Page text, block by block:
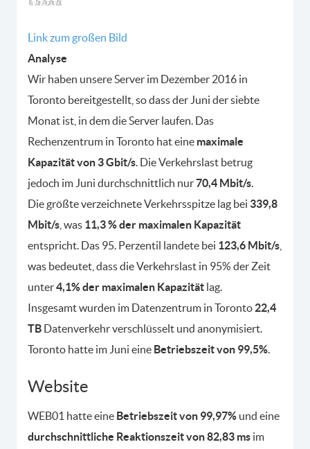
Link zum großen Bild
Analyse
Wir haben unsere Server im Dezember 2016 in
Toronto bereitgestellt, so dass der Juni der siebte
Monat ist, in dem die Server laufen. Das
Rechenzentrum in Toronto hat eine maximale
Kapazität von 3 Gbit/s. Die Verkehrslast betrug
jedoch im Juni durchschnittlich nur70,4 Mbit/s.
Die größte verzeichnete Verkehrsspitze lag bei 339,8
Mbit/s , was 11,3 % der maximalen Kapazität
entspricht. Das 95. Perzentil landete bei 123,6 Mbit/s
was bedeutet, dass die Verkehrslast in 95% der Zeit
unter4,1% der maximalen Kapazität lag.
Insgesamt wurden im Datenzentrum in Toronto 22,4
TB Datenverkehr verschlüsselt und anonymisiert.
Toronto hatte im Juni eine Betriebszeit von 99,5%.
Website
WEB01 hatte eine Betriebszeit von 99,97% und eine
durchschnittliche Reaktionszeit von 82,83 ms im